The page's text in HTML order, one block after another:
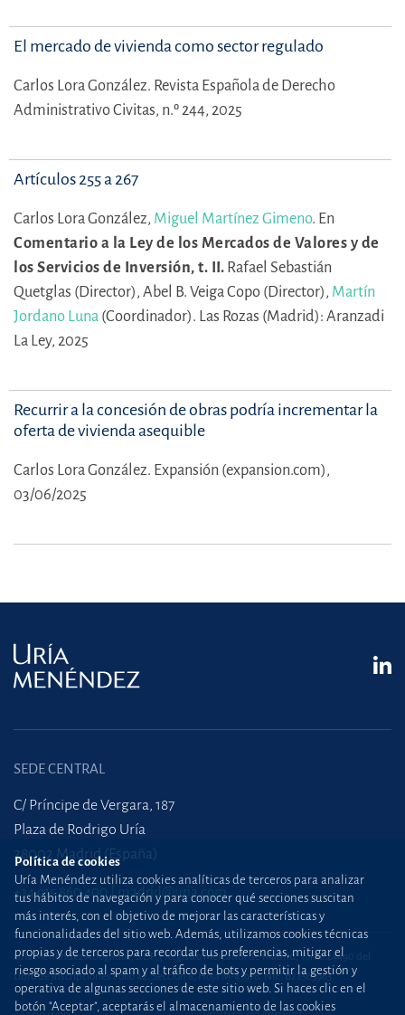
El mercado de vivienda como sector regulado
Carlos Lora González. Revista Española de Derecho
Administrativo Civitas, n.º 244, 2025
Artículos 255 a 267
Carlos Lora González, Miguel Martínez Gimeno. En
Comentario a la Ley de los Mercados de Valores y de
los Servicios de Inversión, t. II. Rafael Sebastián
Quetglas (Director), Abel B. Veiga Copo (Director), Martín
Jordano Luna (Coordinador). Las Rozas (Madrid): Aranzadi
La Ley, 2025
Recurrir a la concesión de obras podría incrementar la
oferta de vivienda asequible
Carlos Lora González. Expansión (expansion.com),
03/06/2025
SEDE CENTRAL
C/ Príncipe de Vergara, 187
Plaza de Rodrigo Uría
28002 Madrid (España)
+34 915 860 400 madrid@uria.com
Uría Menéndez Abogados, S.L.P. | Registro Mercantil de Madrid, Tomo 24490 del
Libro de Inscripciones Folio 42, Sección 8, Hoja M-43976. NIF: B28563963
Política de cookies
Uría Menéndez utiliza cookies analíticas de terceros para analizar
tus hábitos de navegación y para conocer qué secciones suscitan
más interés, con el objetivo de mejorar las características y
funcionalidades del sitio web. Además, utilizamos cookies técnicas
propias y de terceros para recordar tus preferencias, mitigar el
riesgo asociado al spam y al tráfico de bots y permitir la gestión y
operativa de algunas secciones de este sitio web. Si haces clic en el
botón "Aceptar", aceptarás el almacenamiento de las cookies